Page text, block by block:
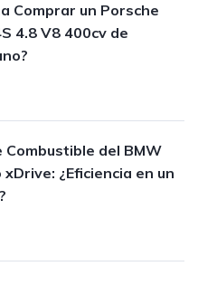
Comprar un Porsche
4.8 V8 400cv de
Combustible del BMW
¿Eficiencia en un